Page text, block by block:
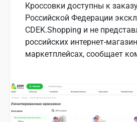
Кроссовки доступны к
Российской Федерации
CDEK.Shopping и не
российских интернет-
маркетплейсах, сообщает